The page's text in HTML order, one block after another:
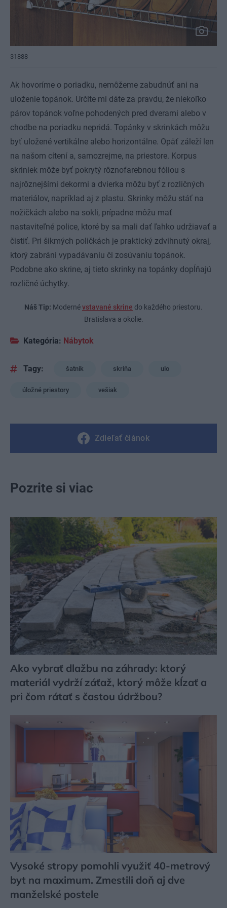
31888
Ak hovoríme o poriadku, nemôžeme zabudnúť ani na
uloženie topánok. Určite mi dáte za pravdu, že niekoľko
párov topánok voľne pohodených pred dverami alebo v
chodbe na poriadku nepridá. Topánky v skrinkách môžu
byť uložené vertikálne alebo horizontálne. Opäť záleží len
na našom cítení a, samozrejme, na priestore. Korpus
skriniek môže byť pokrytý rôznofarebnou fóliou s
najrôznejšími dekormi a dvierka môžu byť z rozličných
materiálov, napríklad aj z plastu. Skrinky môžu stáť na
nožičkách alebo na sokli, prípadne môžu mať
nastaviteľné police, ktoré by sa mali dať ľahko udržiavať a
čistiť. Pri šikmých poličkách je praktický zdvihnutý okraj,
ktorý zabráni vypadávaniu či zosúvaniu topánok.
Podobne ako skrine, aj tieto skrinky na topánky dopĺňajú
rozličné úchytky.
Náš Tip: Modernévstavané skrine do každého priestoru.
Bratislava a okolie.
Kategória: Nábytok
Tagy: šatník skriňa ulo
úložné priestory vešiak
Zdieľať článok
Pozrite si viac
Ako vybrať dlažbu na záhrady: ktorý
materiál vydrží záťaž, ktorý môže kĺzať a
pri čom rátať s častou údržbou?
Vysoké stropy pomohli využiť 40-metrový
byt na maximum. Zmestili doň aj dve
manželské postele